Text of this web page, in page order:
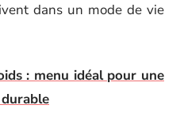
dans un mode de vie
: menu idéal pour une